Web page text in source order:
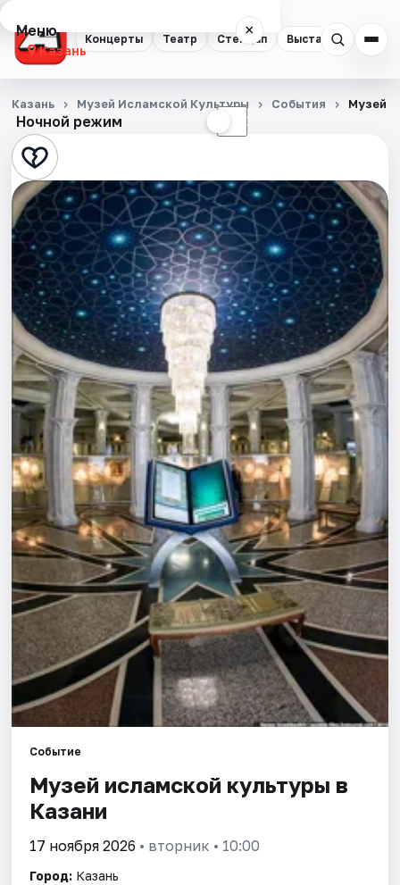
Концерты Театр Стендап Выставки
Меню ×
Казань
Концерты
Театр
Стендап
Выставки
Квесты
Экскурсии
Спорт
События
Города
Площадки
Артисты
Рейтинги
Ночной режим ☾
Казань Музей Исламской Культуры События Музей
Событие
Музей исламской культуры в
Казани
17 ноября 2026 • вторник • 10:00
Город: Казань